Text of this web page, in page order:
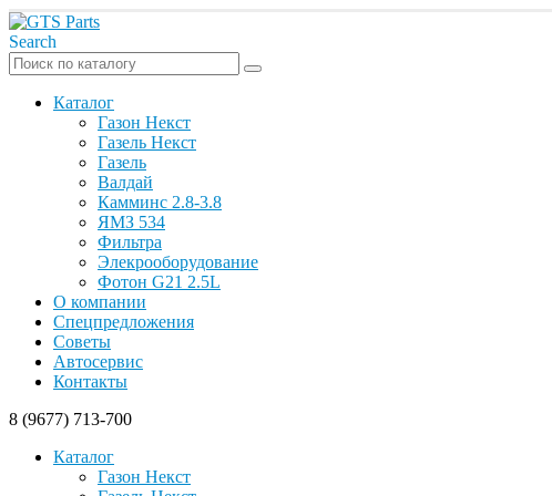
Search
Каталог
Газон Некст
Газель Некст
Газель
Валдай
Камминс 2.8-3.8
ЯМЗ 534
Фильтра
Элекрооборудование
Фотон G21 2.5L
О компании
Спецпредложения
Советы
Автосервис
Контакты
8 (9677) 713-700
Каталог
Газон Некст